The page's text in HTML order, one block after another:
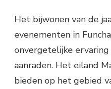
Het bijwonen van de
evenementen in
onvergetelijke
aanraden. Het eiland
bieden op het gebied